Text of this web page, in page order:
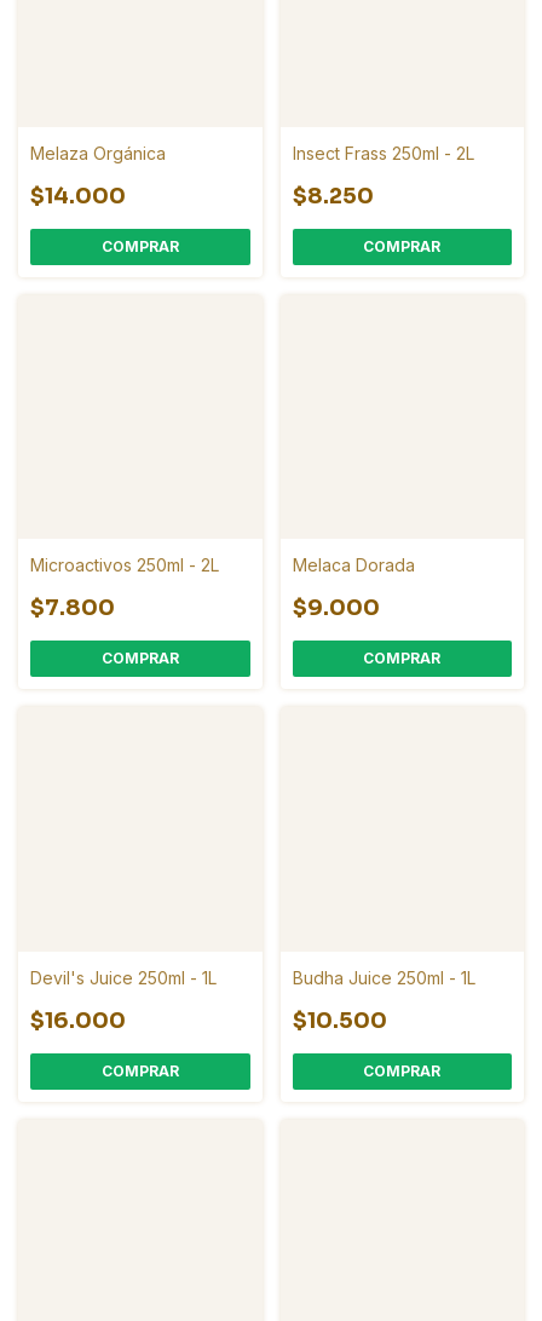
Melaza Orgánica
$14.000
Insect Frass 250ml - 2L
$8.250
COMPRAR
Microactivos 250ml - 2L
$7.800
COMPRAR
Melaca Dorada
$9.000
Devil's Juice 250ml - 1L
$16.000
COMPRAR
Budha Juice 250ml - 1L
$10.500
COMPRAR